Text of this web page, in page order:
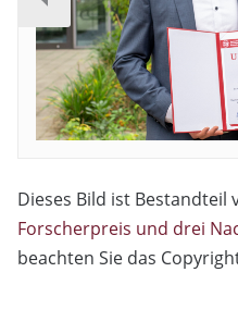
Dieses Bild ist Bestandteil
Forscherpreis und drei
beachten Sie das